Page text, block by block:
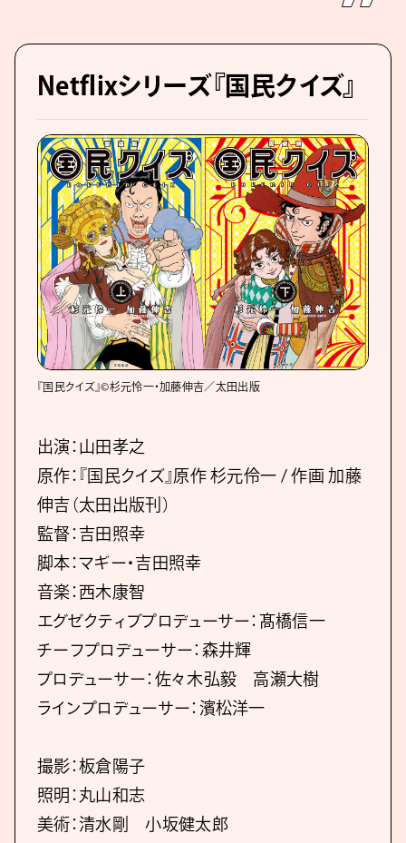
Netflixシリーズ『国民クイズ』
『国民クイズ』©杉元怜一・加藤伸吉／太田出版
出演：山田孝之
原作：『国民クイズ』原作 杉元伶一 / 作画 加藤
伸吉（太田出版刊）
監督：吉田照幸
脚本：マギー・吉田照幸
音楽：西木康智
エグゼクティブプロデューサー：髙橋信一
チーフプロデューサー：森井輝
プロデューサー：佐々木弘毅 高瀬大樹
ラインプロデューサー：濱松洋一
撮影：板倉陽子
照明：丸山和志
美術：清水剛 小坂健太郎